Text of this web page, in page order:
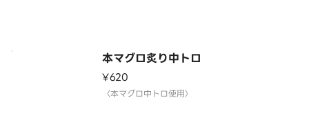
本マグロ炙り中トロ
¥620
〈本マグロ中トロ使用〉